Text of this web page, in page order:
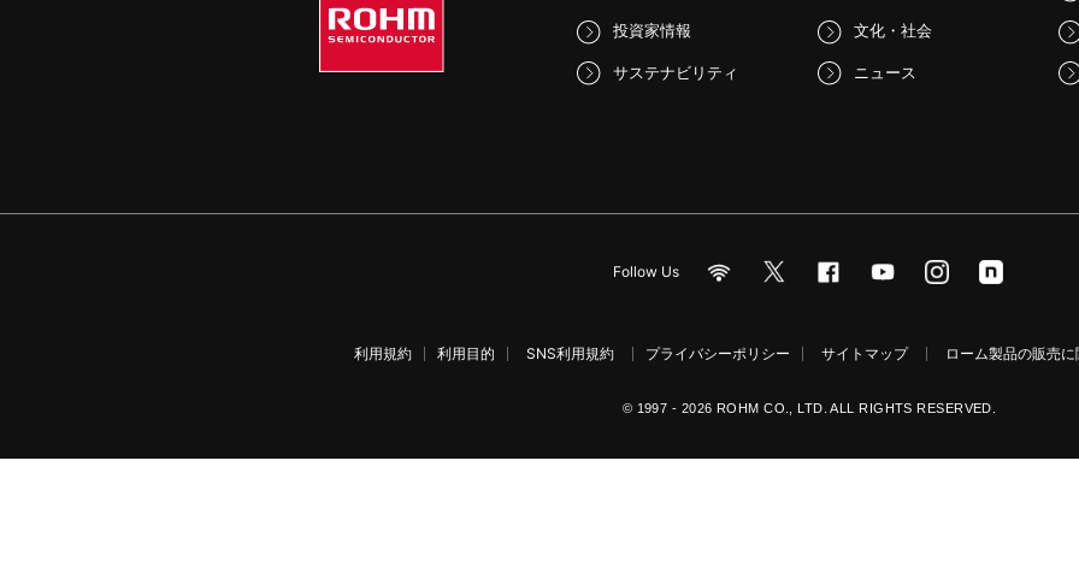
投資家情報
サステナビリティ
文化・社会
ニュース
Follow Us
利用規約 利用目的 SNS利用規約 プライバシーポリシー サイトマップ ローム製品の販売
© 1997 - 2026 ROHM CO., LTD. ALL RIGHTS RESERVED.